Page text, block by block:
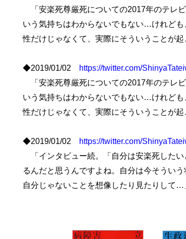
「安楽死尊厳死についての2017年のテレ
いう気持ちはわからないでもない…けれど
性だけじゃなくて、実際にそういうことが
◆2019/01/02 https://twitter.com/
「安楽死尊厳死についての2017年のテレ
いう気持ちはわからないでもない…けれど
性だけじゃなくて、実際にそういうことが
◆2019/01/02 https://twitter.com/
「インタビュー続。「自分は安楽死した
るんだと思うんですよね。自分は今そうい
自分じゃないことを想像したり見たりして